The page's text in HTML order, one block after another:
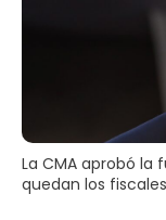
La CMA aprobó la
quedan los